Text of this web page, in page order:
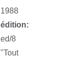
1988
édition:
ed/8
"Tout